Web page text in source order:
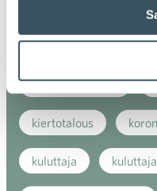
kansainvälinen
kaupan näkymät
kiertotalous
kuluttaja